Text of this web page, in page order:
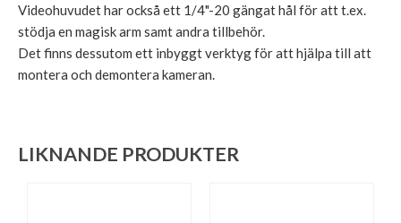
Videohuvudet har också ett 1/4"-20 gängat hål för att t.ex.
stödja en magisk arm samt andra tillbehör.
Det finns dessutom ett inbyggt verktyg för att hjälpa till att
montera och demontera kameran.
LIKNANDE PRODUKTER